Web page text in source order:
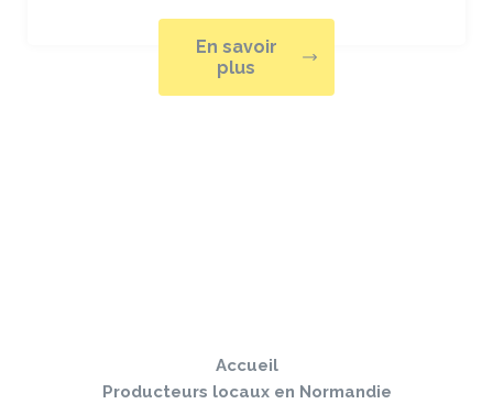
En savoir
plus
Accueil
Producteurs locaux en Normandie